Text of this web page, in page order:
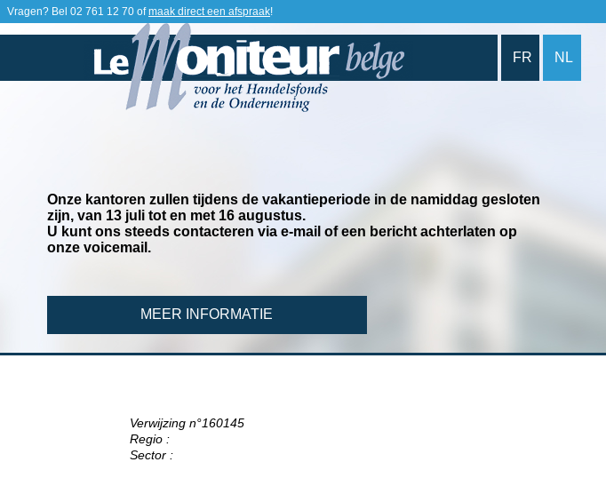
Vragen? Bel 02 761 12 70 ofmaak direct een afspraak!
FR NL
Onze kantoren zullen tijdens de vakantieperiode in de namiddag gesloten
zijn, van 13 juli tot en met 16 augustus.
U kunt ons steeds contacteren via e-mail of een bericht achterlaten op
onze voicemail.
MEER INFORMATIE
Verwijzing n°160145
Regio :
Sector :